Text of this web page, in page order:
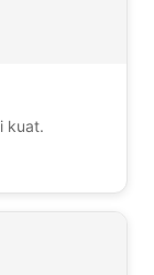
kuat.